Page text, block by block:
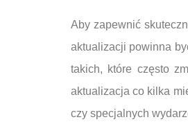
Aby zapewnić
aktualizacji powinna
takich, które często
aktualizacja co kilka
czy specjalnych